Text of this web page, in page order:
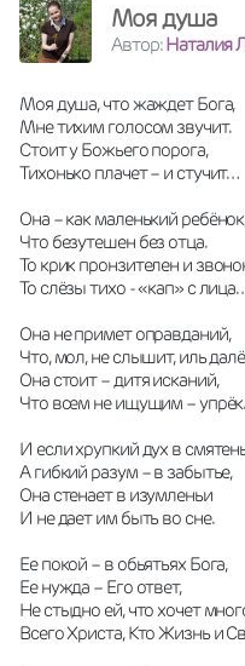
Моя душа
Автор:Наталия
Моя душа, что жаждет Бога,
Мне тихим голосом звучит.
Стоит у Божьего порога,
Тихонько плачет – и стучит…
Она – как маленький
Что безутешен без отца.
То крик пронзителен и
То слёзы тихо - «кап» с
Она не примет оправданий,
Что, мол, не слышит, иль
Она стоит – дитя исканий,
Что всем не ищущим – упрёк.
И если хрупкий дух в
А гибкий разум – в забытье,
Она стенает в изумленьи
И не дает им быть во сне.
Ее покой – в обьятьях Бога,
Ее нужда – Его ответ,
Не стыдно ей, что хочет
Всего Христа, Кто Жизнь и